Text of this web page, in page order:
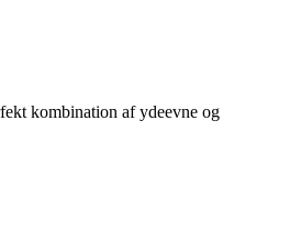
kombination af ydeevne og